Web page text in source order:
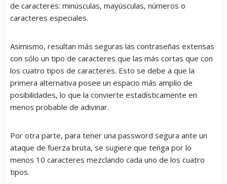
de caracteres: minúsculas, mayúsculas, números o
caracteres especiales.
Asimismo, resultan más seguras las contraseñas extensas
con sólo un tipo de caracteres que las más cortas que con
los cuatro tipos de caracteres. Esto se debe a que la
primera alternativa posee un espacio más amplio de
posibilidades, lo que la convierte estadísticamente en
menos probable de adivinar.
Por otra parte, para tener una password segura ante un
ataque de fuerza bruta, se sugiere que tenga por lo
menos 10 caracteres mezclando cada uno de los cuatro
tipos.